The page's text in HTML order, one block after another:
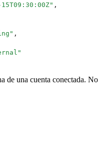
" ,
" ,
"
de una cuenta conectada. No